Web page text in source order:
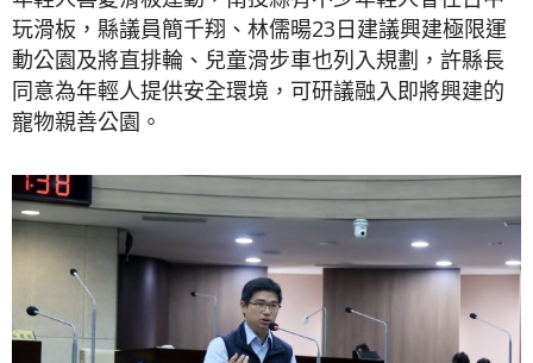
玩滑板，縣議員簡千翔、林儒暘23日建議興建極限運
動公園及將直排輪、兒童滑步車也列入規劃，許縣長
同意為年輕人提供安全環境，可研議融入即將興建的
寵物親善公園。